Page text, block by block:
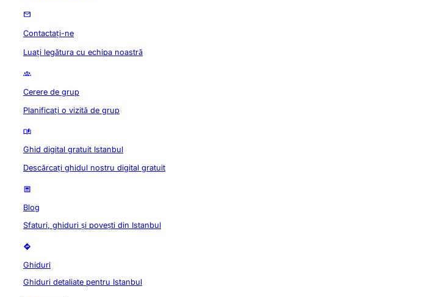
Contactați-ne
Luați legătura cu echipa noastră
Cerere de grup
Planificați o vizită de grup
Ghid digital gratuit Istanbul
Descărcați ghidul nostru digital gratuit
Blog
Sfaturi, ghiduri și povești din Istanbul
Ghiduri
Ghiduri detaliate pentru Istanbul